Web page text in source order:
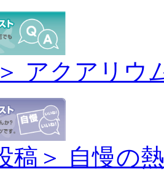
アクアリウ
稿＞ 自慢の